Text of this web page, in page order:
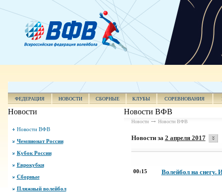
ФЕДЕРАЦИЯ НОВОСТИ СБОРНЫЕ КЛУБЫ СОРЕВНОВАНИЯ
Новости
Новости ВФВ
Чемпионат России
Кубок России
Еврокубки
Сборные
Пляжный волейбол
Новости ВФВ
Новости Новости ВФВ
Новости за 2 апреля 2017
00:15 Волейбол на снегу.